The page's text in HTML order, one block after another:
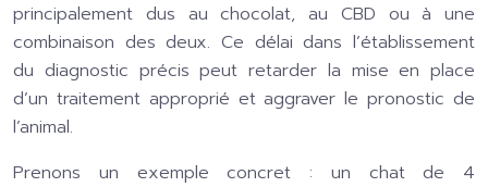
principalement dus au chocolat, au CBD ou à une
combinaison des deux. Ce délai dans l’établissement
du diagnostic précis peut retarder la mise en place
d’un traitement approprié et aggraver le pronostic de
l’animal.
Prenons un exemple concret : un chat de 4